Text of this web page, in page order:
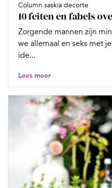
Column saskia decorte
10 feiten en fabels
Zorgende mannen zijn
we allemaal en seks met
ide...
Lees meer